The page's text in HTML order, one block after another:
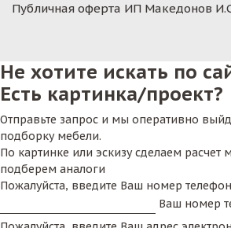
Публичная оферта ИП Македонов
Не хотите искать по
Есть картинка/проект?
Отправьте запрос и мы оперативно
подборку мебели.
По картинке или эскизу сделаем расчет
подберем аналоги
Пожалуйста, введите Ваш номер
Ваш номер